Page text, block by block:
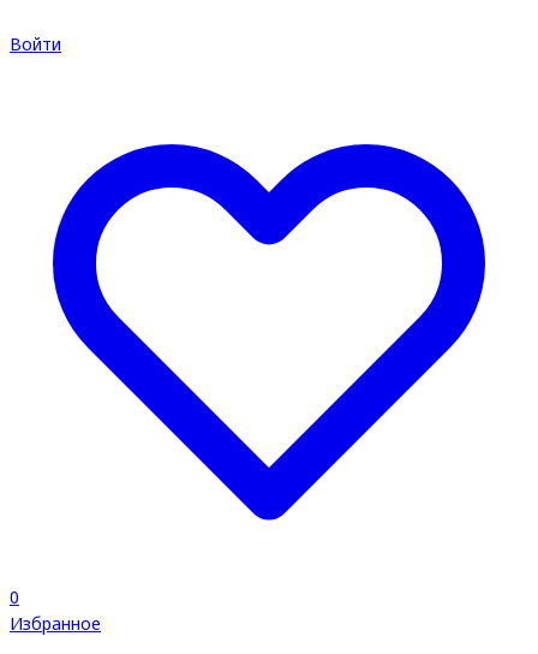
Войти
0
Избранное